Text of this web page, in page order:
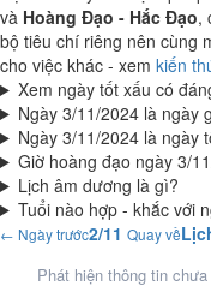
và Hoàng Đạo - Hắc Đạo,
bộ tiêu chí riêng nên cùng
cho việc khác - xem kiến
Xem ngày tốt xấu có
Ngày 3/11/2024 là ngày
Ngày 3/11/2024 là ngày
Giờ hoàng đạo ngày 3/
Lịch âm dương là gì?
Tuổi nào hợp - khắc với
← Ngày trước2/11 Quay về
Phát hiện thông tin